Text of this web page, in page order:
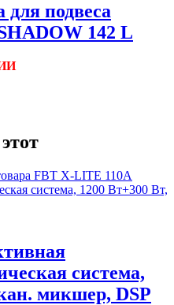
для подвеса
142 L
система,
микшер, DSP